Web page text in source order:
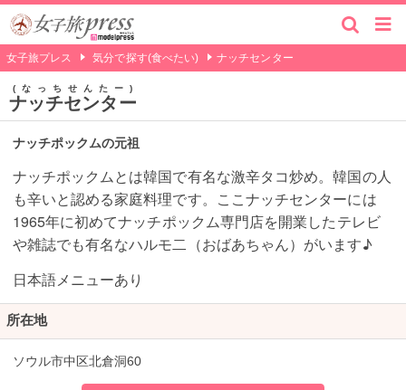
女子旅プレス 気分で探す(食べたい) ナッチセンター
ナッチセンター
なっちせんたー
ナッチポックムの元祖
ナッチポックムとは韓国で有名な激辛タコ炒め。韓国の人
も辛いと認める家庭料理です。ここナッチセンターには
1965年に初めてナッチポックム専門店を開業したテレビ
や雑誌でも有名なハルモ二（おばあちゃん）がいます♪
日本語メニューあり
所在地
ソウル市中区北倉洞60